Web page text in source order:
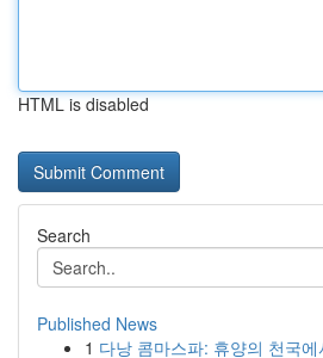
HTML is disabled
Search
Published News
1 다낭 콤마스파: 휴양의 천국